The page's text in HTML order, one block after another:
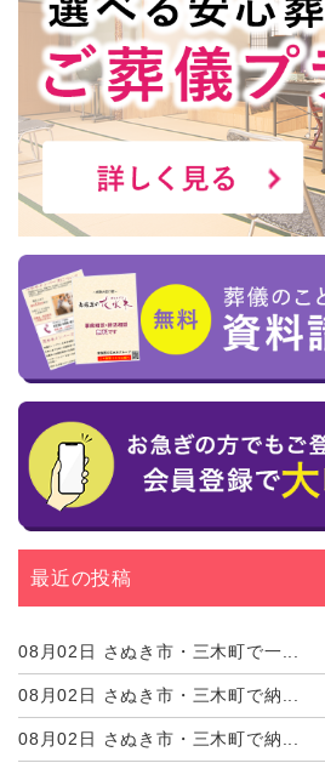
最近の投稿
08月02日 さぬき市・三木町で一...
08月02日 さぬき市・三木町で納...
08月02日 さぬき市・三木町で納...